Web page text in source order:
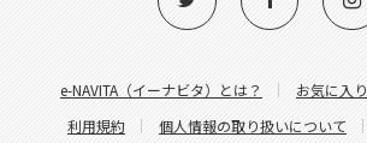
e-NAVITA（イーナビタ）とは？ お気に入り
利用規約
個人情報の取り扱いについて